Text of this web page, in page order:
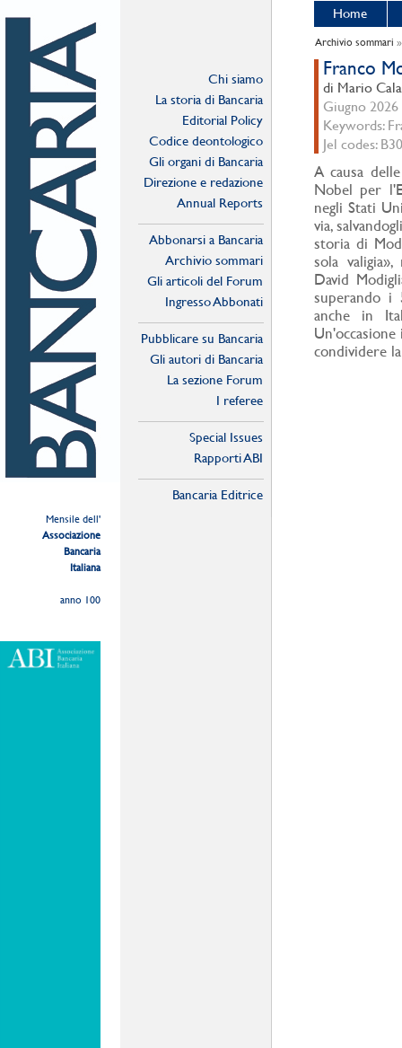
Mensile dell'
Associazione
Bancaria
Italiana
anno 100
Chi siamo
La storia di Bancaria
Editorial Policy
Codice deontologico
Gli organi di Bancaria
Direzione e redazione
Annual Reports
Abbonarsi a Bancaria
Archivio sommari
Gli articoli del Forum
Ingresso Abbonati
Pubblicare su Bancaria
Gli autori di Bancaria
La sezione Forum
I referee
Special Issues
Rapporti ABI
Bancaria Editrice
Home
Archivio sommari
Franco
di Mario
Giugno 2026
Keywords:
Jel codes:
A causa
Nobel per
negli Stati
via,
storia di
sola
David
superando i
anche in
condividere